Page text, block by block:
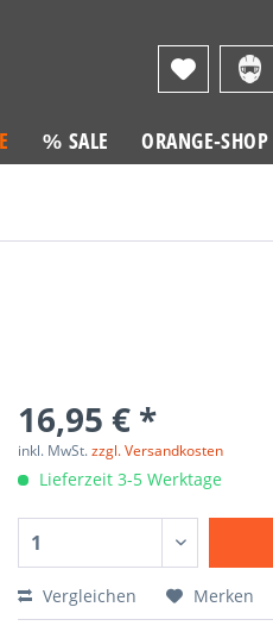
% SALE ORANGE-SHOP
16,95 € *
inkl. MwSt.zzgl. Versandkosten
Lieferzeit 3-5 Werktage
Vergleichen Merken